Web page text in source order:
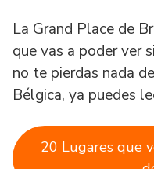
La Grand Place de
que vas a poder ver
no te pierdas nada
Bélgica, ya puedes
20 Lugares que